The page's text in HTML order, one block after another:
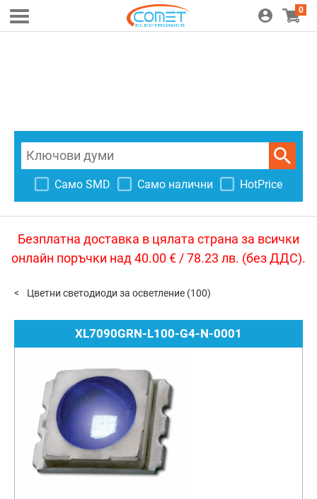
0
Само SMD Само налични HotPrice
Безплатна доставка в цялата страна за всички
онлайн поръчки над 40.00 € / 78.23 лв. (без ДДС).
Цветни светодиоди за осветление (100)
XL7090GRN-L100-G4-N-0001